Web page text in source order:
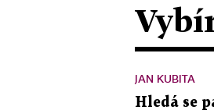
JAN KUBITA
Hledá se